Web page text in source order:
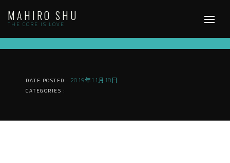
content
MAHIRO SHU
THE CORE IS LOVE
DATE POSTED : 2019年11月18日
CATEGORIES :